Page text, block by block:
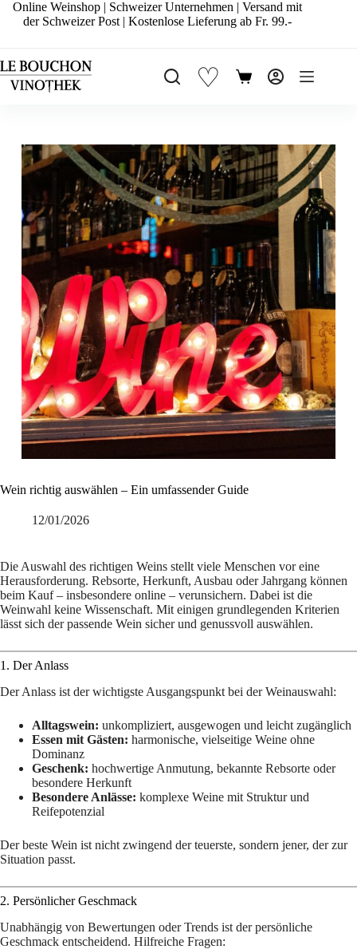
Zum
Inhalt
Online Weinshop | Schweizer Unternehmen | Versand mit
der Schweizer Post | Kostenlose Lieferung ab Fr. 99.-
♡ Warenkorb
Wein richtig auswählen – Ein umfassender Guide
12/01/2026
Die Auswahl des richtigen Weins stellt viele Menschen vor eine
Herausforderung. Rebsorte, Herkunft, Ausbau oder Jahrgang können
beim Kauf – insbesondere online – verunsichern. Dabei ist die
Weinwahl keine Wissenschaft. Mit einigen grundlegenden Kriterien
lässt sich der passende Wein sicher und genussvoll auswählen.
1. Der Anlass
Der Anlass ist der wichtigste Ausgangspunkt bei der Weinauswahl:
Alltagswein: unkompliziert, ausgewogen und leicht zugänglich
Essen mit Gästen: harmonische, vielseitige Weine ohne
Dominanz
Geschenk: hochwertige Anmutung, bekannte Rebsorte oder
besondere Herkunft
Besondere Anlässe: komplexe Weine mit Struktur und
Reifepotenzial
Der beste Wein ist nicht zwingend der teuerste, sondern jener, der zur
Situation passt.
2. Persönlicher Geschmack
Unabhängig von Bewertungen oder Trends ist der persönliche
Geschmack entscheidend. Hilfreiche Fragen: